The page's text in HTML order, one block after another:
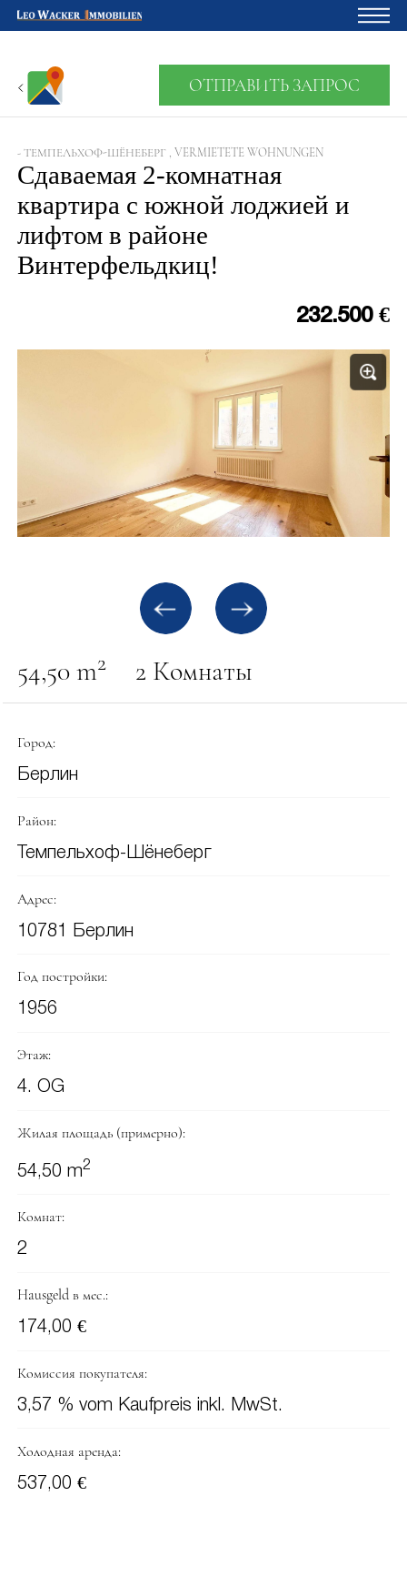
Главная
Владельцам
О нас
Девелопмент
Кредитный калькулятор
Контакты
ОТПРАВИТЬ ЗАПРОС
- ТЕМПЕЛЬХОФ-ШЁНЕБЕРГ , VERMIETETE WOHNUNGEN
Сдаваемая 2-комнатная
квартира с южной лоджией и
лифтом в районе
Винтерфельдкиц!
232.500 €
54,50 m2 2 Комнаты
Город:
Берлин
Район:
Темпельхоф-Шёнеберг
Адрес:
10781 Берлин
Год постройки:
1956
Этаж:
4. OG
Жилая площадь (примерно):
54,50 m2
Комнат:
2
Hausgeld в мес.:
174,00 €
Комиссия покупателя:
3,57 % vom Kaufpreis inkl. MwSt.
Холодная аренда:
537,00 €